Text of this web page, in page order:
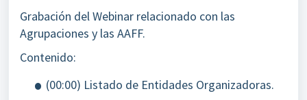
Grabación del Webinar relacionado con las
Agrupaciones y las AAFF.
Contenido:
(00:00) Listado de Entidades Organizadoras.